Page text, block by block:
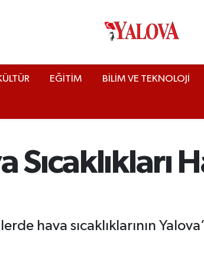
EĞİTİM BİLİM VE TEKNOLOJİ
Sıcaklıkları
hava sıcaklıklarının